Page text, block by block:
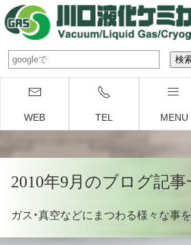
WEB TEL MENU
2010年9月のブログ記事
ガス・真空などにまつわる様々な事